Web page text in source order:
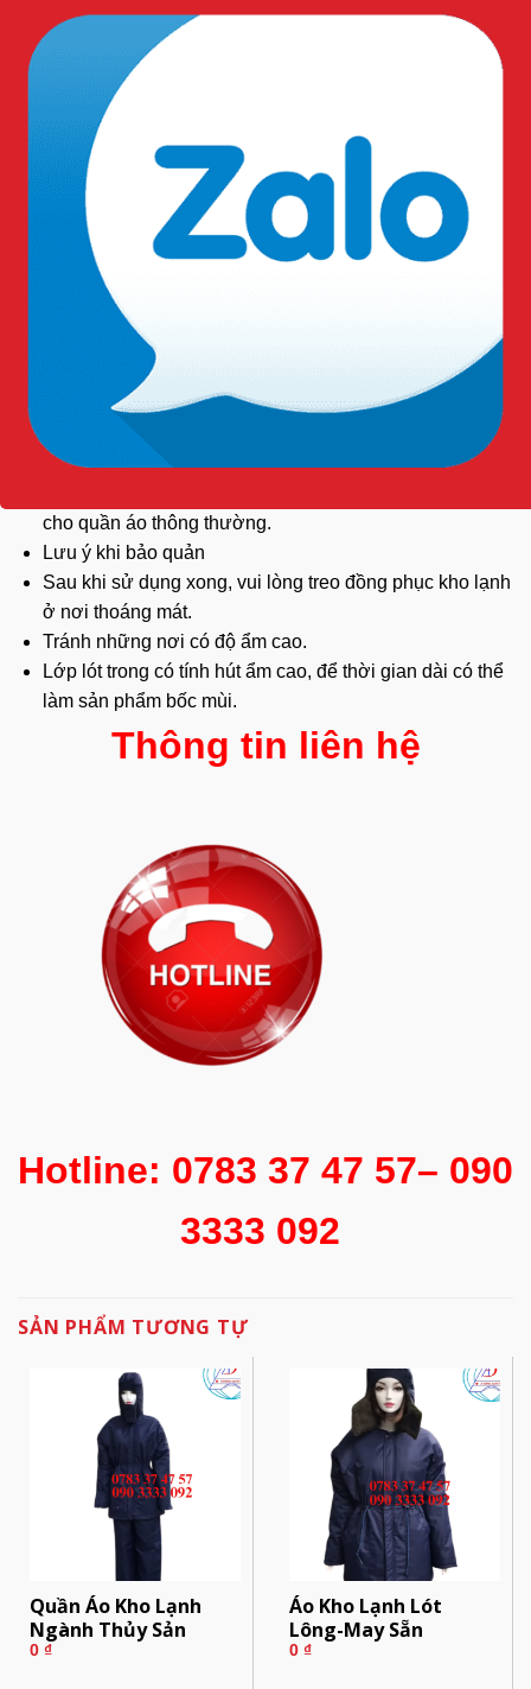
Có thể dùng giặt máy thông thường hoặc giặt máy công
nghiệp để vệ sinh sản phẩm.
cho quần áo thông thường.
Lưu ý khi bảo quản
Sau khi sử dụng xong, vui lòng treo đồng phục kho lạnh
ở nơi thoáng mát.
Tránh những nơi có độ ẩm cao.
Lớp lót trong có tính hút ẩm cao, để thời gian dài có thể
làm sản phẩm bốc mùi.
Thông tin liên hệ
Hotline: 0783 37 47 57– 090
3333 092
SẢN PHẨM TƯƠNG TỰ
Quần Áo Kho Lạnh
Ngành Thủy Sản
0 ₫
Áo Kho Lạnh Lót
Lông-May Sẵn
0 ₫